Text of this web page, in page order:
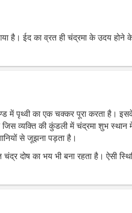
है। ईद का व्रत ही चंद्रमा के उदय होने
में पृथ्वी का एक चक्कर पूरा करता है।
व्यक्ति की कुंडली में चंद्रमा शुभ स्थान
से जूझना पड़ता है।
दोष का भय भी बना रहता है। ऐसी